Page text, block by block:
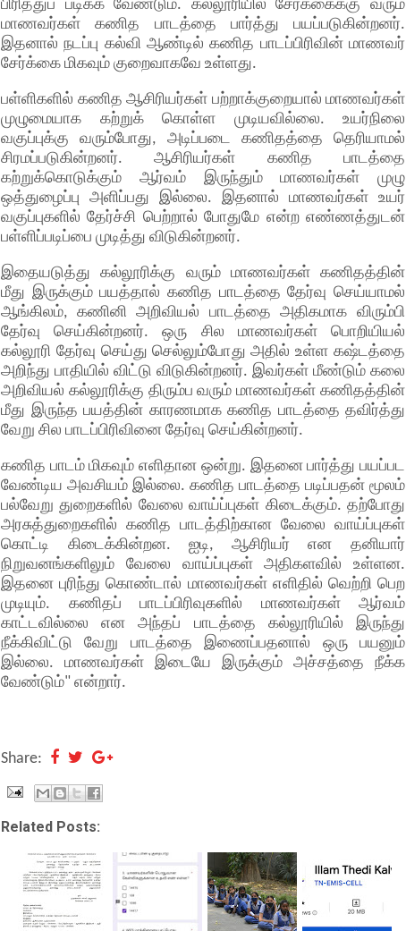
பிரித்துப் படிக்க வேண்டும். கல்லூரியில் சேர்க்கைக்கு வரும்
மாணவர்கள் கணித பாடத்தை பார்த்து பயப்படுகின்றனர்.
இதனால் நடப்பு கல்வி ஆண்டில் கணித பாடப்பிரிவின் மாணவர்
சேர்க்கை மிகவும் குறைவாகவே உள்ளது.
பள்ளிகளில் கணித ஆசிரியர்கள் பற்றாக்குறையால் மாணவர்கள்
முழுமையாக கற்றுக் கொள்ள முடியவில்லை. உயர்நிலை
வகுப்புக்கு வரும்போது, அடிப்படை கணிதத்தை தெரியாமல்
சிரமப்படுகின்றனர். ஆசிரியர்கள் கணித பாடத்தை
கற்றுக்கொடுக்கும் ஆர்வம் இருந்தும் மாணவர்கள் முழு
ஒத்துழைப்பு அளிப்பது இல்லை. இதனால் மாணவர்கள் உயர்
வகுப்புகளில் தேர்ச்சி பெற்றால் போதுமே என்ற எண்ணத்துடன்
பள்ளிப்படிப்பை முடித்து விடுகின்றனர்.
இதையடுத்து கல்லூரிக்கு வரும் மாணவர்கள் கணிதத்தின்
மீது இருக்கும் பயத்தால் கணித பாடத்தை தேர்வு செய்யாமல்
ஆங்கிலம், கணினி அறிவியல் பாடத்தை அதிகமாக விரும்பி
தேர்வு செய்கின்றனர். ஒரு சில மாணவர்கள் பொறியியல்
கல்லூரி தேர்வு செய்து செல்லும்போது அதில் உள்ள கஷ்டத்தை
அறிந்து பாதியில் விட்டு விடுகின்றனர். இவர்கள் மீண்டும் கலை
அறிவியல் கல்லூரிக்கு திரும்ப வரும் மாணவர்கள் கணிதத்தின்
மீது இருந்த பயத்தின் காரணமாக கணித பாடத்தை தவிர்த்து
வேறு சில பாடப்பிரிவினை தேர்வு செய்கின்றனர்.
கணித பாடம் மிகவும் எளிதான ஒன்று. இதனை பார்த்து பயப்பட
வேண்டிய அவசியம் இல்லை. கணித பாடத்தை படிப்பதன் மூலம்
பல்வேறு துறைகளில் வேலை வாய்ப்புகள் கிடைக்கும். தற்போது
அரசுத்துறைகளில் கணித பாடத்திற்கான வேலை வாய்ப்புகள்
கொட்டி கிடைக்கின்றன. ஐடி, ஆசிரியர் என தனியார்
நிறுவனங்களிலும் வேலை வாய்ப்புகள் அதிகளவில் உள்ளன.
இதனை புரிந்து கொண்டால் மாணவர்கள் எளிதில் வெற்றி பெற
முடியும். கணிதப் பாடப்பிரிவுகளில் மாணவர்கள் ஆர்வம்
காட்டவில்லை என அந்தப் பாடத்தை கல்லூரியில் இருந்து
நீக்கிவிட்டு வேறு பாடத்தை இணைப்பதனால் ஒரு பயனும்
இல்லை. மாணவர்கள் இடையே இருக்கும் அச்சத்தை நீக்க
வேண்டும்" என்றார்.
Share:
Related Posts: